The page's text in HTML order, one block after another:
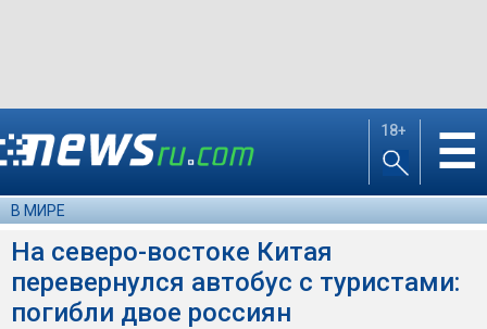
18+ ☰
В МИРЕ
На северо-востоке Китая
перевернулся автобус с туристами:
погибли двое россиян